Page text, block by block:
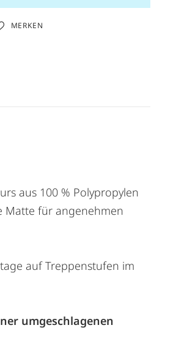
MERKEN
aus 100 % Polypropylen
Matte für angenehmen
auf Treppenstufen im
umgeschlagenen